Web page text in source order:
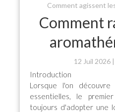
Comment agissent
Comment
12 Juil 2026
Introduction
Lorsque l'on
essentielles, le
toujours d'adopter une